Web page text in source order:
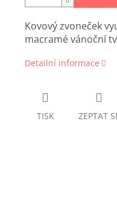
Kovový zvoneček
macramé vánoční
Detailní informace
TISK ZEPTAT